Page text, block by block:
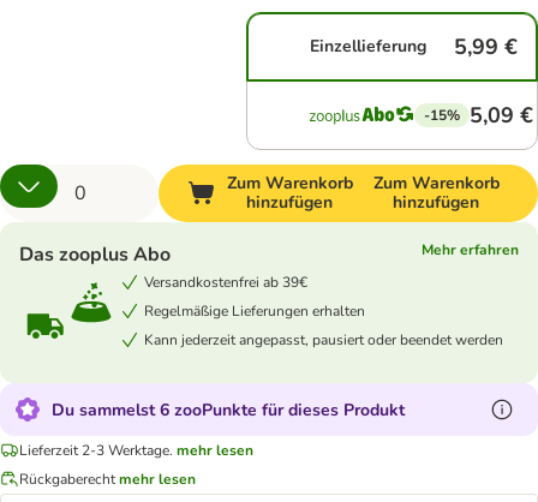
Einzellieferung 5,99 €
-15% 5,09 €
Zum Warenkorb
hinzufügen
Zum Warenkorb
hinzufügen
Das zooplus Abo
Mehr erfahren
Versandkostenfrei ab 39€
Regelmäßige Lieferungen erhalten
Kann jederzeit angepasst, pausiert oder beendet werden
Du sammelst 6 zooPunkte für dieses Produkt
Lieferzeit 2-3 Werktage. mehr lesen
Rückgaberechtmehr lesen